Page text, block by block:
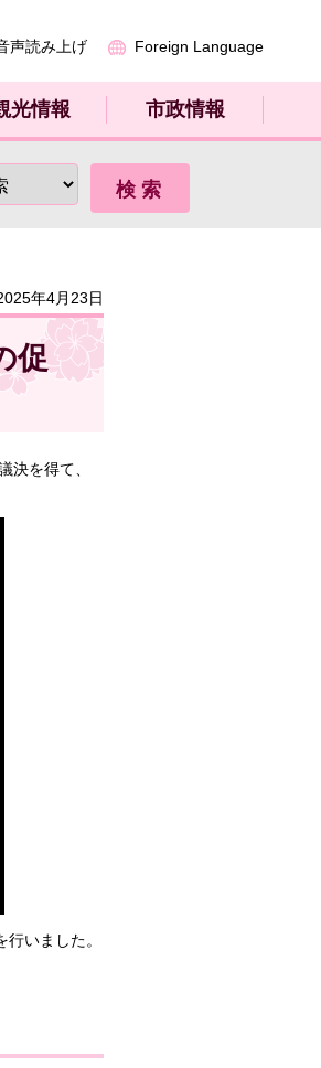
声読み上げ Foreign Language
光情報 市政情報
年4月23日
促
決を得て、
いました。